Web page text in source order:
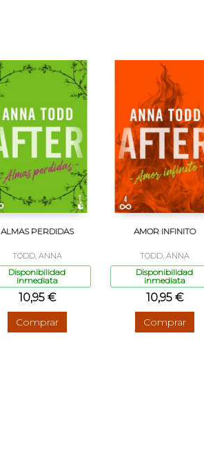
ALMAS PERDIDAS
TODD, ANNA
Disponibilidad
inmediata
10,95 €
Comprar
AMOR INFINITO
TODD, ANNA
Disponibilidad
inmediata
10,95 €
Comprar